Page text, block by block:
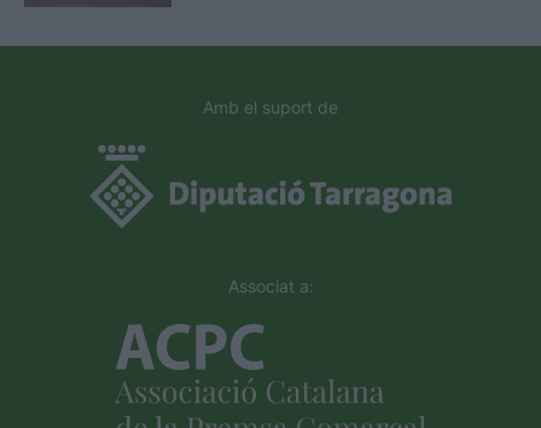
Amb el suport de
Associat a: